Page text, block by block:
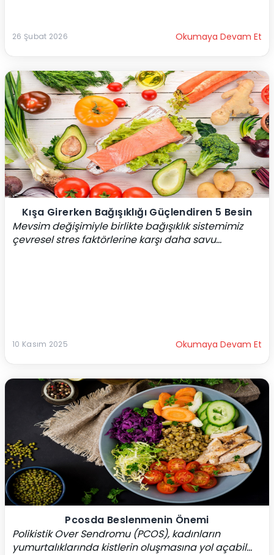
26 Şubat 2026 Okumaya Devam Et
Kışa Girerken Bağışıklığı Güçlendiren 5 Besin
Mevsim değişimiyle birlikte bağışıklık sistemimiz
çevresel stres faktörlerine karşı daha savu...
10 Kasım 2025 Okumaya Devam Et
Pcosda Beslenmenin Önemi
Polikistik Over Sendromu (PCOS), kadınların
yumurtalıklarında kistlerin oluşmasına yol açabil...